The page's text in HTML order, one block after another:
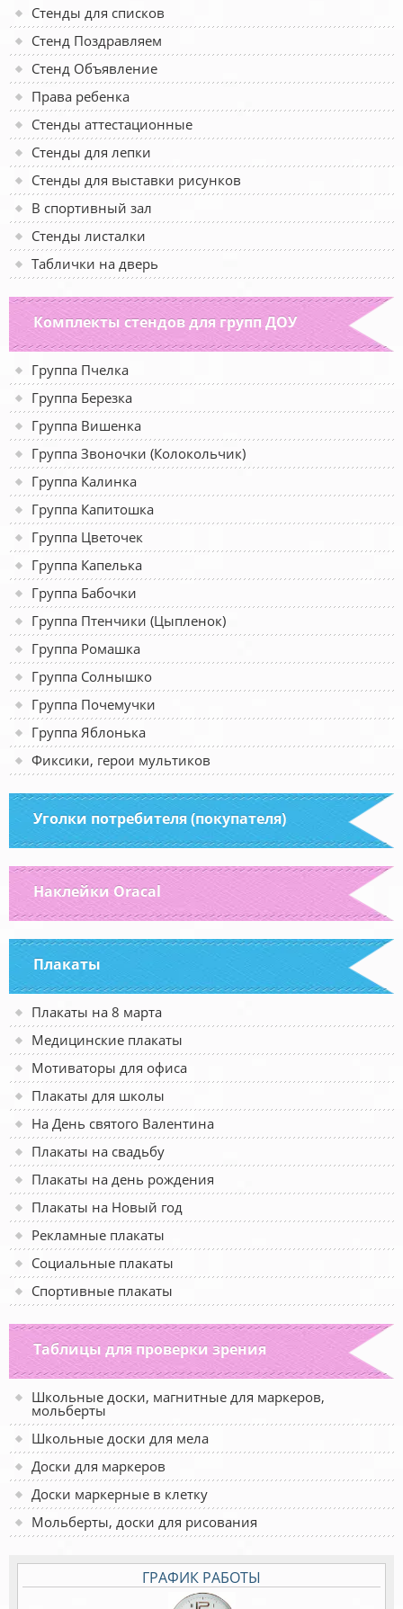
Стенды для списков
Стенд Поздравляем
Стенд Объявление
Права ребенка
Стенды аттестационные
Стенды для лепки
Стенды для выставки рисунков
В спортивный зал
Стенды листалки
Таблички на дверь
Комплекты стендов для групп ДОУ
Группа Пчелка
Группа Березка
Группа Вишенка
Группа Звоночки (Колокольчик)
Группа Калинка
Группа Капитошка
Группа Цветочек
Группа Капелька
Группа Бабочки
Группа Птенчики (Цыпленок)
Группа Ромашка
Группа Солнышко
Группа Почемучки
Группа Яблонька
Фиксики, герои мультиков
Уголки потребителя (покупателя)
Наклейки Oracal
Плакаты
Плакаты на 8 марта
Медицинские плакаты
Мотиваторы для офиса
Плакаты для школы
На День святого Валентина
Плакаты на свадьбу
Плакаты на день рождения
Плакаты на Новый год
Рекламные плакаты
Социальные плакаты
Спортивные плакаты
Таблицы для проверки зрения
Школьные доски, магнитные для маркеров,
мольберты
Школьные доски для мела
Доски для маркеров
Доски маркерные в клетку
Мольберты, доски для рисования
ГРАФИК РАБОТЫ